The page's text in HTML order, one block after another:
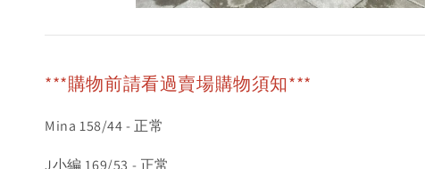
***購物前請看過賣場購物須知***
Mina 158/44 - 正常
J小編 169/53 - 正常